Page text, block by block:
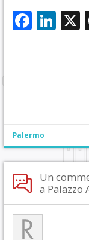
Palermo
Un
a Palazzo